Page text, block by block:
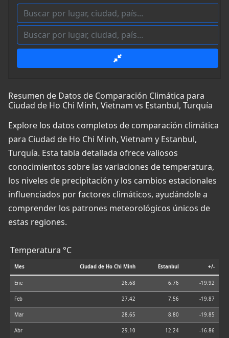
Resumen de Datos de Comparación Climática para
Ciudad de Ho Chi Minh, Vietnam vs Estanbul, Turquía
Explore los datos completos de comparación climática
para Ciudad de Ho Chi Minh, Vietnam y Estanbul,
Turquía. Esta tabla detallada ofrece valiosos
conocimientos sobre las variaciones de temperatura,
los niveles de precipitación y los cambios estacionales
influenciados por factores climáticos, ayudándole a
comprender los patrones meteorológicos únicos de
estas regiones.
Temperatura °C
Mes Ciudad de Ho Chi Minh Estanbul +/-
Ene 26.68 6.76 -19.92
Feb 27.42 7.56 -19.87
Mar 28.65 8.80 -19.85
Abr 29.10 12.24 -16.86